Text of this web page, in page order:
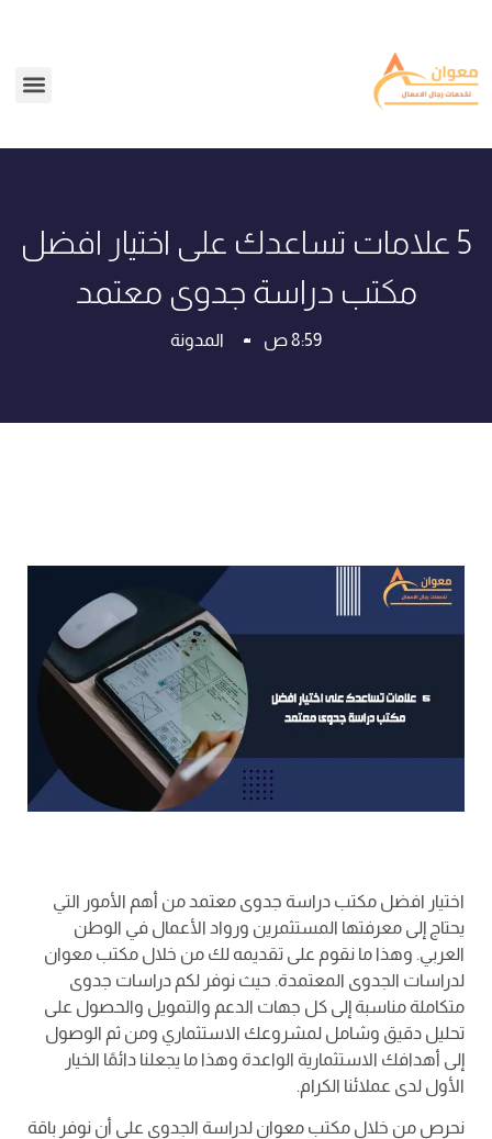
5 علامات تساعدك على اختيار افضل
مكتب دراسة جدوى معتمد
8:59 ص المدونة
اختيار افضل مكتب دراسة جدوى معتمد من أهم الأمور التي
يحتاج إلى معرفتها المستثمرين ورواد الأعمال في الوطن
العربي. وهذا ما نقوم على تقديمه لك من خلال مكتب معوان
لدراسات الجدوى المعتمدة. حيث نوفر لكم دراسات جدوى
متكاملة مناسبة إلى كل جهات الدعم والتمويل والحصول على
تحليل دقيق وشامل لمشروعك الاستثماري ومن ثم الوصول
إلى أهدافك الاستثمارية الواعدة وهذا ما يجعلنا دائمًا الخيار
الأول لدى عملائنا الكرام.
نحرص من خلال مكتب معوان لدراسة الجدوى على أن نوفر باقة